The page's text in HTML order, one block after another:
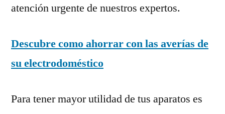
atención urgente de nuestros expertos.
Descubre como ahorrar con las averías de
su electrodoméstico
Para tener mayor utilidad de tus aparatos es